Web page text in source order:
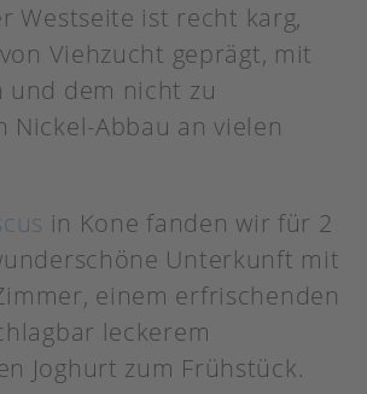
Westseite ist recht karg,
Viehzucht geprägt, mit
und dem nicht zu
Nickel-Abbau an vielen
in Kone fanden wir für 2
Unterkunft mit
einem erfrischenden
leckerem
Joghurt zum Frühstück.